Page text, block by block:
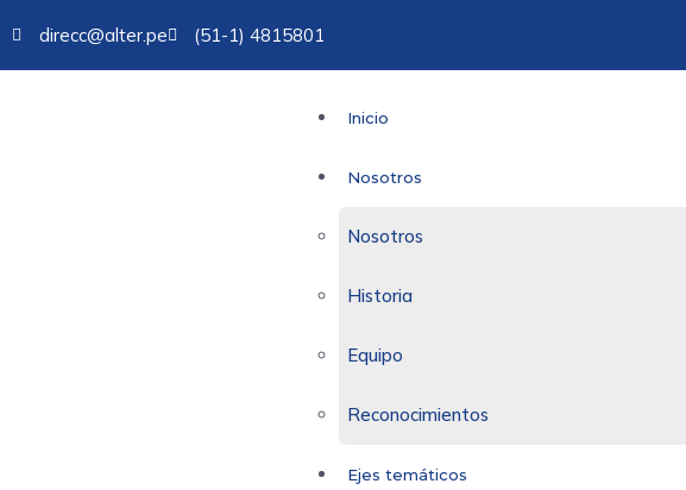
direcc@alter.pe (51-1) 4815801
Inicio
Nosotros
Nosotros
Historia
Equipo
Reconocimientos
Ejes temáticos